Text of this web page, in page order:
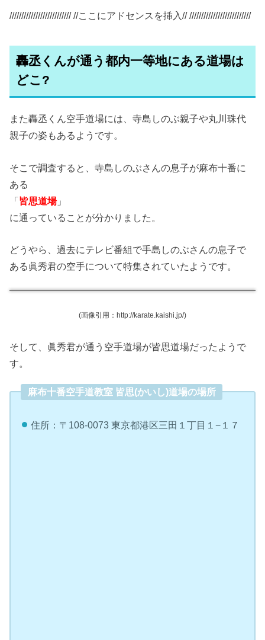
////////////////////////// //ここにアドセンスを挿入// //////////////////////////
轟丞くんが通う都内一等地にある道場は
どこ?
また轟丞くん空手道場には、寺島しのぶ親子や丸川珠代
親子の姿もあるようです。
そこで調査すると、寺島しのぶさんの息子が麻布十番に
ある
「皆思道場」
に通っていることが分かりました。
どうやら、過去にテレビ番組で手島しのぶさんの息子で
ある眞秀君の空手について特集されていたようです。
(画像引用：http://karate.kaishi.jp/)
そして、眞秀君が通う空手道場が皆思道場だったようで
す。
麻布十番空手道教室 皆思(かいし)道場の場所
住所：〒108-0073 東京都港区三田１丁目１−１７